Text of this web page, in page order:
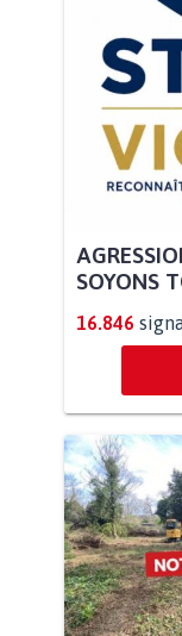
SOYONS
16.846